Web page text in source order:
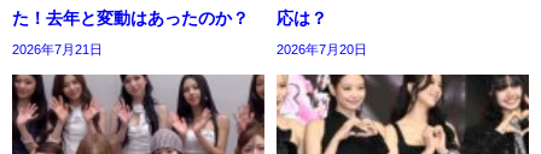
た！去年と変動はあったのか？
2026年7月21日
応は？
2026年7月20日